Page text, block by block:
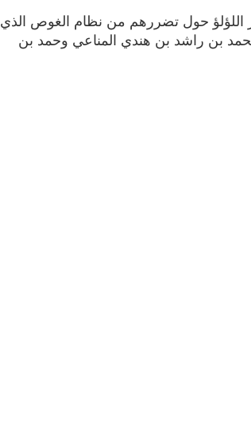
حول تضررهم من نظام الغوص الذي
بن راشد بن هندي المناعي وحمد بن